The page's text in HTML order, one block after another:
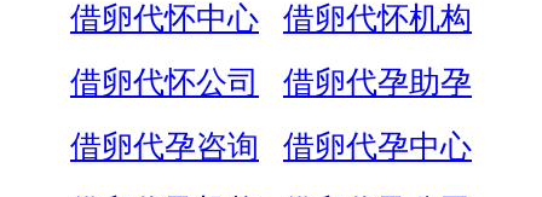
借卵代怀中心
借卵代怀机构
借卵代怀公司
借卵代孕助孕
借卵代孕咨询
借卵代孕中心